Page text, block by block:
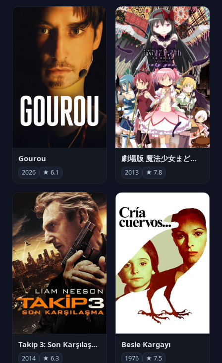
Gourou
2026 ★ 6.1
劇場版 魔法少女まどか☆マギカ[新編]叛逆の物語
2013 ★ 7.8
Takip 3: Son Karşılaşma
2014 ★ 6.3
Besle Kargayı
1976 ★ 7.5